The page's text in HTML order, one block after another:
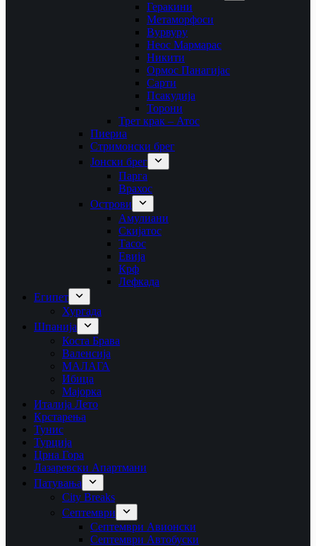
Геракини
Метаморфоси
Вурвуру
Неос Мармарас
Никити
Ормос Панагијас
Сарти
Псакудија
Торони
Трет крак – Атос
Пиериа
Стримонски брег
Јонски брег
Парга
Врахос
Острови
Амулиани
Скијатос
Тасос
Евија
Крф
Лефкада
Египет
Хургада
Шпанија
Коста Брава
Валенсија
МАЛАГА
Ибица
Мајорка
Италија Лето
Крстарења
Тунис
Турција
Црна Гора
Лазаревски Апартмани
Патувања
City Breaks
Септември
Септември Авионски
Септември Автобуски